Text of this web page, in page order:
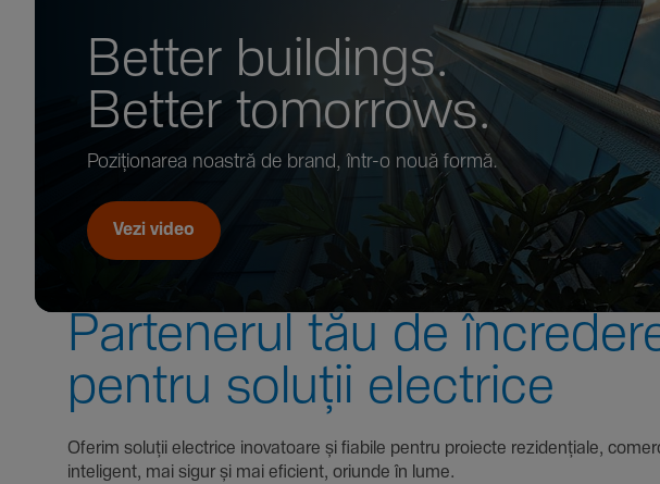
Better buil­dings.
Better tomor­rows.
Pozi­țio­narea noastră de brand, într-o nouă formă.
Vezi video
Parte­nerul tău de
pentru soluții electrice
Oferim soluții electrice inova­toare și fiabile pentru proiecte
inte­li­gent, mai sigur și mai eficient, oriunde în lume.